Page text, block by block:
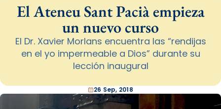
El Ateneu Sant Pacià empieza
un nuevo curso
El Dr. Xavier Morlans encuentra las “rendijas
en el yo impermeable a Dios” durante su
lección inaugural
26 Sep, 2018